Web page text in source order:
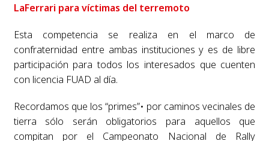
LaFerrari para víctimas del terremoto
Esta competencia se realiza en el marco de
confraternidad entre ambas instituciones y es de libre
participación para todos los interesados que cuenten
con licencia FUAD al día.
Recordamos que los “primes”• por caminos vecinales de
tierra sólo serán obligatorios para aquellos que
compitan por el Campeonato Nacional de Rally